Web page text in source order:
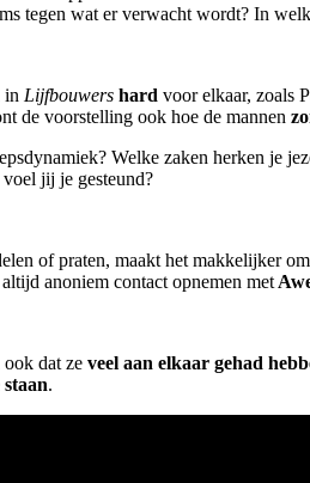
tegen wat er verwacht wordt? In
in Lijfbouwers hard voor elkaar, zoals
de voorstelling ook hoe de mannen
Welke zaken herken je
jij je gesteund?
of praten, maakt het makkelijker
anoniem contact opnemen met
ook dat ze veel aan elkaar gehad
.